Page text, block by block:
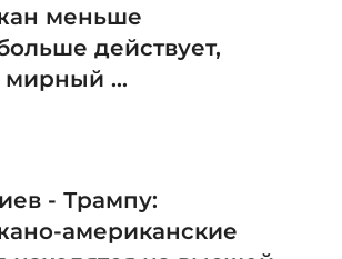
меньше
действует,
мирный ...
- Трампу:
американские